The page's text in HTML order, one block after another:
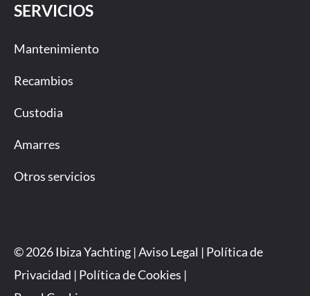
SERVICIOS
Mantenimiento
Recambios
Custodia
Amarres
Otros servicios
© 2026 Ibiza Yachting |Aviso Legal | Política de
Privacidad | Política de Cookies |